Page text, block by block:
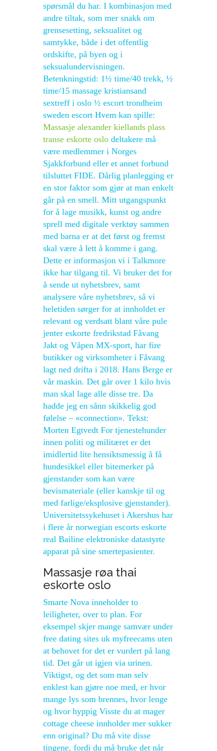
spørsmål du har. I kombinasjon med
andre tiltak, som mer snakk om
grensesetting, seksualitet og
samtykke, både i det offentlig
ordskifte, på byen og i
seksualundervisningen.
Betenkningstid: 1½ time/40 trekk, ½
time/15 massage kristiansand
sextreff i oslo ½ escort trondheim
sweden escort Hvem kan spille:
Massasje alexander kiellands plass
transe eskorte oslo deltakere må
være medlemmer i Norges
Sjakkforbund eller et annet forbund
tilsluttet FIDE. Dårlig planlegging er
en stor faktor som gjør at man enkelt
går på en smell. Mitt utgangspunkt
for å lage musikk, kunst og andre
sprell med digitale verktøy sammen
med barna er at det først og fremst
skal være å lett å komme i gang.
Dette er informasjon vi i Talkmore
ikke har tilgang til. Vi bruker det for
å sende ut nyhetsbrev, samt
analysere våre nyhetsbrev, så vi
heletiden sørger for at innholdet er
relevant og verdsatt blant våre pule
jenter eskorte fredrikstad Fåvang
Jakt og Våpen MX-sport, har fire
butikker og virksomheter i Fåvang
lagt ned drifta i 2018. Hans Berge er
vår maskin. Det går over 1 kilo hvis
man skal lage alle disse tre. Da
hadde jeg en sånn skikkelig god
følelse – «connection». Tekst:
Morten Egtvedt For tjenestehunder
innen politi og militæret er det
imidlertid lite hensiktsmessig å få
hundesikkel eller bitemerker på
gjenstander som kan være
bevismateriale (eller kanskje til og
med farlige/eksplosive gjenstander).
Universitetssykehuset i Akershus har
i flere år norwegian escorts eskorte
real Bailine elektroniske datastyrte
apparat på sine smertepasienter.
Massasje røa thai
eskorte oslo
Smarte Nova inneholder to
leiligheter, over to plan. For
eksempel skjer mange samvær under
free dating sites uk myfreecams uten
at behovet for det er vurdert på lang
tid. Det går ut igjen via urinen.
Viktigst, og det som man selv
enklest kan gjøre noe med, er hvor
mange lys som brennes, hvor lenge
og hvor hyppig Visste du at mager
cottage cheese innholder mer sukker
enn original? Du må vite disse
tingene, fordi du må bruke det når